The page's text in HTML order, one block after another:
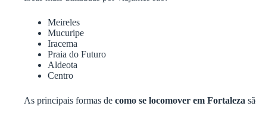
Meireles
Mucuripe
Iracema
Praia do Futuro
Aldeota
Centro
As principais formas de como se locomover em Fortaleza